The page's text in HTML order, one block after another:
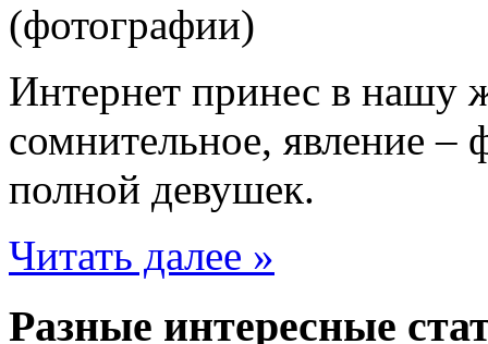
Интернет принес в нашу
сомнительное, явление
полной девушек.
Читать далее »
Разные интересные